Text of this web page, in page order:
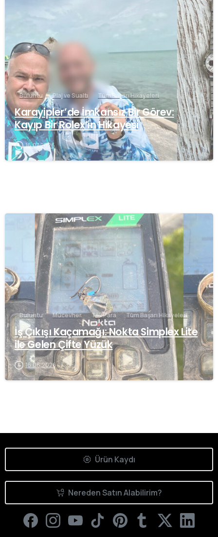
-
Buluntu Plaj ve Sualtı Tüm Başarı Hikayeleri
Karayipler’de İmkansız Bir Görev:
Kayıp Bir Rolex’in Hikayesi
16.07.2026
Buluntu Mücevher Tek Para Tüm Başarı Hikayeleri
İş Çıkışı Kaçamağı: Nokta Simplex Lite
ile Gelen Çifte Yüzük
16.06.2026
Ürün Kaydı
Nereden Satın Alabilirim?